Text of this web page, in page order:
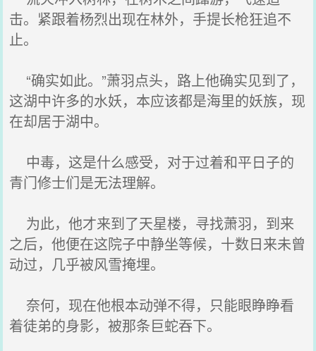
击。紧跟着杨烈出现在林外，手提长枪狂追不
止。
“确实如此。”萧羽点头，路上他确实见到了，
这湖中许多的水妖，本应该都是海里的妖族，现
在却居于湖中。
中毒，这是什么感受，对于过着和平日子的
青门修士们是无法理解。
为此，他才来到了天星楼，寻找萧羽，到来
之后，他便在这院子中静坐等候，十数日来未曾
动过，几乎被风雪掩埋。
奈何，现在他根本动弹不得，只能眼睁睁看
着徒弟的身影，被那条巨蛇吞下。